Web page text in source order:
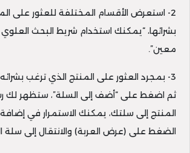
2- استعرض الأقسام المختلفة للعثور على
بشرائها، “يمكنك استخدام شريط البحث
معين”.
3- بمجرد العثور على المنتج الذي ترغب
ثم اضغط على “أضف إلى السلة”، ستظهر لك
المنتج إلى سلتك، يمكنك الاستمرار في
الضغط على (عرض العربة) والانتقال إلى سلة